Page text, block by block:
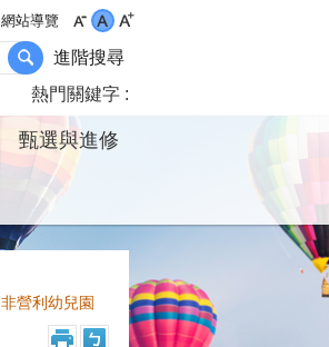
網站導覽
進階搜尋
熱門關鍵字
甄選與進修
非營利幼兒園